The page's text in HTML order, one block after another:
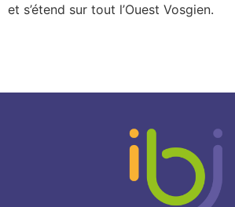
et s’étend sur tout l’Ouest Vosgien.